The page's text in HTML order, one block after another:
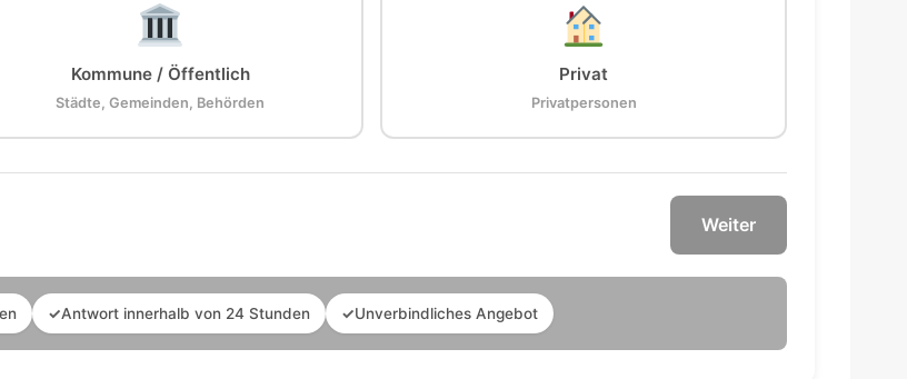
Kommune / Öffentlich
Städte, Gemeinden, Behörden
Privat
Privatpersonen
Weiter
✓Antwort innerhalb von 24 Stunden ✓Unverbindliches Angebot